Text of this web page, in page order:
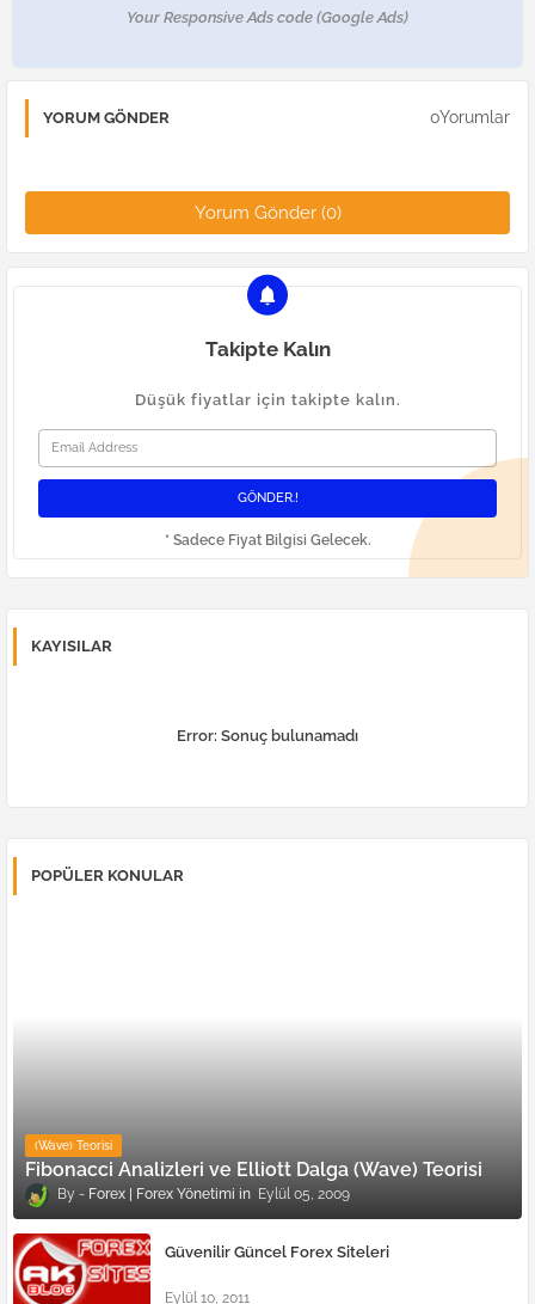
Your Responsive Ads code (Google Ads)
YORUM GÖNDER 0Yorumlar
Yorum Gönder (0)
Takipte Kalın
Düşük fiyatlar için takipte kalın.
* Sadece Fiyat Bilgisi Gelecek.
KAYISILAR
Error: Sonuç bulunamadı
POPÜLER KONULAR
(Wave) Teorisi
Fibonacci Analizleri ve Elliott Dalga (Wave) Teorisi
Forex | Forex Yönetimi Eylül 05, 2009
Güvenilir Güncel Forex Siteleri
Eylül 10, 2011